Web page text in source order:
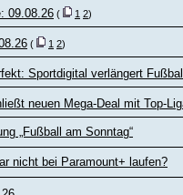
09.08.26 ( 1 2)
( 1 2)
Sportdigital verlängert
neuen Mega-Deal mit Top-
„Fußball am Sonntag“
nicht bei Paramount+ laufen?